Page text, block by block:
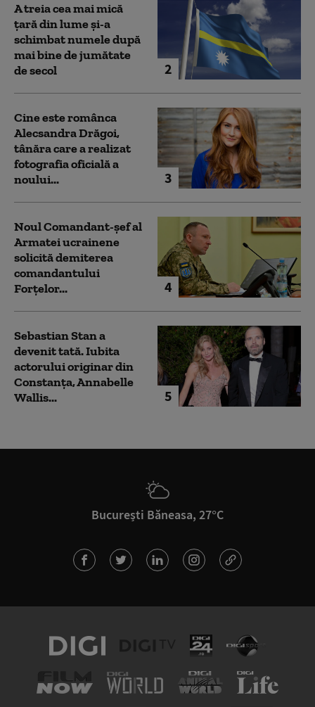
2
A treia cea mai mică
țară din lume și-a
schimbat numele după
mai bine de jumătate
de secol
3
Cine este românca
Alecsandra Drăgoi,
tânăra care a realizat
fotografia oficială a
noului...
4
Noul Comandant-șef al
Armatei ucrainene
solicită demiterea
comandantului
Forțelor...
5
Sebastian Stan a
devenit tată. Iubita
actorului originar din
Constanța, Annabelle
Wallis...
București Băneasa, 27°C